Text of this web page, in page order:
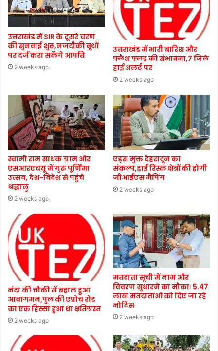
उत्तराखंड में SIR के दूसरे चरण
की सुनवाई शुरू,नजदीकी बूथों
पर दर्ज करा सकेंगे आपत्ति
2 weeks ago
उत्तराखंड में भारी बारिश और
फ्लैश फ्लड की संभावना,7 जिले
हाई अलर्ट पर
2 weeks ago
स्वामी राम साधक ग्राम और
एसआरएचयू में गुरु पूर्णिमा
उत्सव, देश-विदेश से पहुंचे
श्रद्धालु
2 weeks ago
एड्स मुक्त देहरादून का
संकल्प,हाई रिस्क क्षेत्रों की होगी
जीआईएस मैपिंग
2 weeks ago
नंदा की चौकी में बहाल हुआ
आवागमन,पुल की एप्रोच रोड
का एक हिस्सा हुआ था क्षतिग्रस्त
2 weeks ago
मतदाता सूची में नाम और
विवरण सुधारने का मौकाः 5.47
लाख मतदाताओं को दिए जा रहे
नोटिस
2 weeks ago